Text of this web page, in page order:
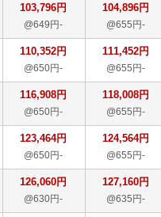
103,796円
@649円-
104,896円
@655円-
110,352円
@650円-
111,452円
@655円-
116,908円
@650円-
118,008円
@655円-
123,464円
@650円-
124,564円
@655円-
126,060円
@630円-
127,160円
@635円-